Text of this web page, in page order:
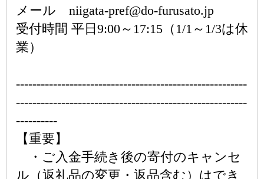
メール niigata-pref@do-furusato.jp
受付時間 平日9:00～17:15（1/1～1/3は休
業）
--------------------------------------------------------
--------------------------------------------------------
----------
【重要】
・ご入金手続き後の寄付のキャンセ
ル（返礼品の変更・返品含む）はでき